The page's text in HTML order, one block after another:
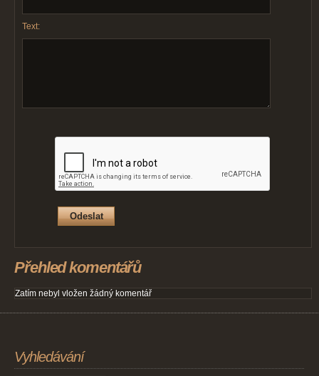
Text:
Přehled komentářů
Zatím nebyl vložen žádný komentář
Vyhledávání